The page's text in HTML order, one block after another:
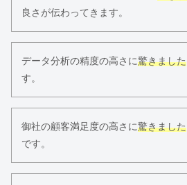
良さが伝わってきます。
データ分析の精度の高さに驚きました
す。
御社の顧客満足度の高さに驚きました
です。